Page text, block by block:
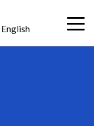
English